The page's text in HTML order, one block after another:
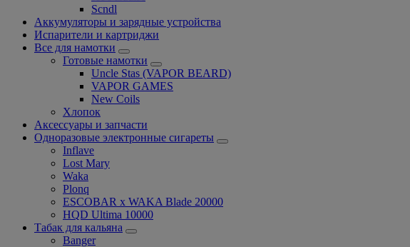
Scndl
Аккумуляторы и зарядные устройства
Испарители и картриджи
Все для намотки
Готовые намотки
Uncle Stas (VAPOR BEARD)
VAPOR GAMES
New Coils
Хлопок
Аксессуары и запчасти
Одноразовые электронные сигареты
Inflave
Lost Mary
Waka
Plonq
ESCOBAR x WAKA Blade 20000
HQD Ultima 10000
Табак для кальяна
Banger